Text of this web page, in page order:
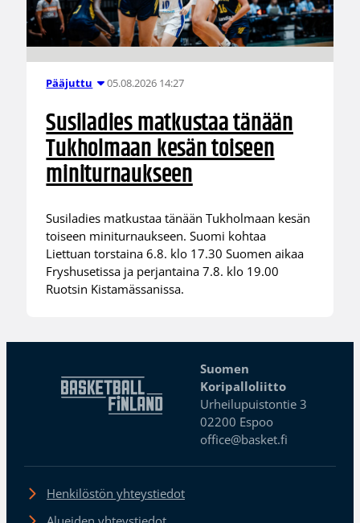
Pääjuttu 05.08.2026 14:27
Susiladies matkustaa tänään
Tukholmaan kesän toiseen
miniturnaukseen
Susiladies matkustaa tänään Tukholmaan kesän
toiseen miniturnaukseen. Suomi kohtaa
Liettuan torstaina 6.8. klo 17.30 Suomen aikaa
Fryshusetissa ja perjantaina 7.8. klo 19.00
Ruotsin Kistamässanissa.
Suomen
Koripalloliitto
Urheilupuistontie 3
02200 Espoo
office@basket.fi
Henkilöstön yhteystiedot